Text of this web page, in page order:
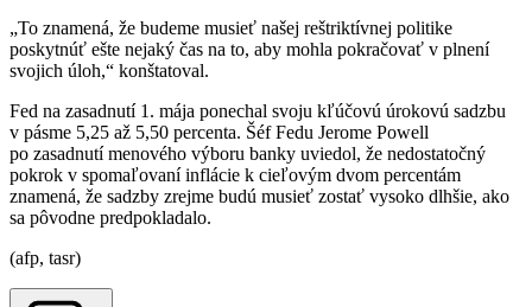
„To znamená, že budeme musieť našej reštriktívnej politike
poskytnúť ešte nejaký čas na to, aby mohla pokračovať v plnení
svojich úloh,“ konštatoval.
Fed na zasadnutí 1. mája ponechal svoju kľúčovú úrokovú sadzbu
v pásme 5,25 až 5,50 percenta. Šéf Fedu Jerome Powell
po zasadnutí menového výboru banky uviedol, že nedostatočný
pokrok v spomaľovaní inflácie k cieľovým dvom percentám
znamená, že sadzby zrejme budú musieť zostať vysoko dlhšie, ako
sa pôvodne predpokladalo.
(afp, tasr)